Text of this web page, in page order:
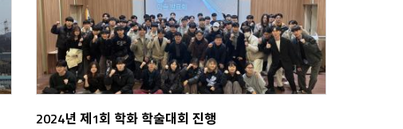
2024년 제1회 학화 학술대회 진행